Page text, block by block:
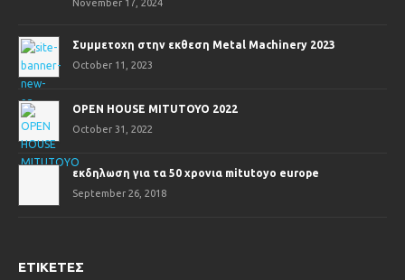
November 17, 2024
Συμμετοχη στην εκθεση Metal Machinery 2023
October 11, 2023
OPEN HOUSE MITUTOYO 2022
October 31, 2022
εκδηλωση για τα 50 χρονια mitutoyo europe
September 26, 2018
ΕΤΙΚΕΤΕΣ